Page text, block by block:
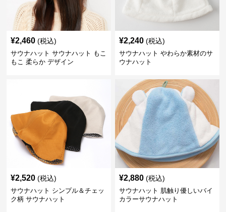
¥2,460 (税込)
サウナハット サウナハット もこ
もこ 柔らか デザイン
¥2,240 (税込)
サウナハット やわらか素材のサ
ウナハット
¥2,520 (税込)
サウナハット シンプル＆チェッ
ク柄 サウナハット
¥2,880 (税込)
サウナハット 肌触り優しいバイ
カラーサウナハット